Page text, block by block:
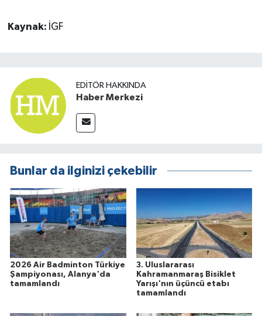
Kaynak: İGF
EDITÖR HAKKINDA
Haber Merkezi
Bunlar da ilginizi çekebilir
2026 Air Badminton Türkiye
Şampiyonası, Alanya'da
tamamlandı
3. Uluslararası
Kahramanmaraş Bisiklet
Yarışı'nın üçüncü etabı
tamamlandı